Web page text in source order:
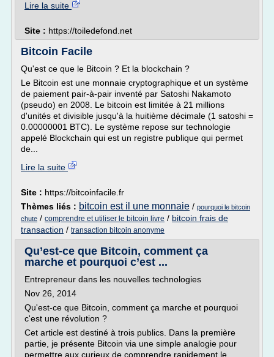
Lire la suite
Site : https://toiledefond.net
Bitcoin Facile
Qu'est ce que le Bitcoin ? Et la blockchain ?
Le Bitcoin est une monnaie cryptographique et un système
de paiement pair-à-pair inventé par Satoshi Nakamoto
(pseudo) en 2008. Le bitcoin est limitée à 21 millions
d'unités et divisible jusqu'à la huitième décimale (1 satoshi =
0.00000001 BTC). Le système repose sur technologie
appelé Blockchain qui est un registre publique qui permet
de...
Lire la suite
Site : https://bitcoinfacile.fr
Thèmes liés : bitcoin est il une monnaie / pourquoi le bitcoin
chute / comprendre et utiliser le bitcoin livre / bitcoin frais de
transaction / transaction bitcoin anonyme
Qu’est-ce que Bitcoin, comment ça
marche et pourquoi c’est ...
Entrepreneur dans les nouvelles technologies
Nov 26, 2014
Qu'est-ce que Bitcoin, comment ça marche et pourquoi
c'est une révolution ?
Cet article est destiné à trois publics. Dans la première
partie, je présente Bitcoin via une simple analogie pour
permettre aux curieux de comprendre rapidement le